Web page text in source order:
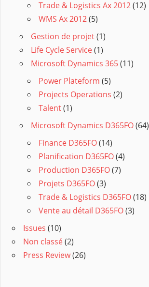
Trade & Logistics Ax 2012(12)
WMS Ax 2012(5)
Gestion de projet(1)
Life Cycle Service(1)
Microsoft Dynamics 365(11)
Power Plateform (5)
Projects Operations (2)
Talent(1)
Microsoft Dynamics D365FO(64)
Finance D365FO(14)
Planification D365FO(4)
Production D365FO(7)
Projets D365FO(3)
Trade & Logistics D365FO(18)
Vente au détail D365FO(3)
Issues (10)
Non classé(2)
Press Review(26)